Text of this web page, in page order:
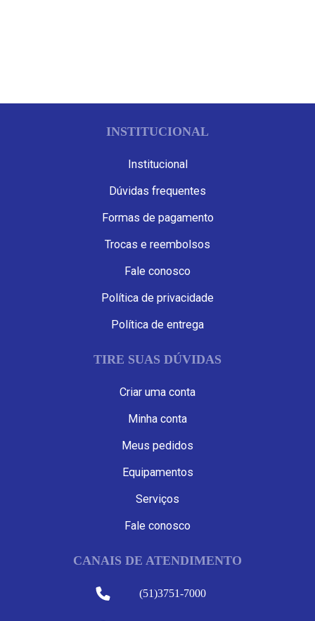
INSTITUCIONAL
Institucional
Dúvidas frequentes
Formas de pagamento
Trocas e reembolsos
Fale conosco
Política de privacidade
Política de entrega
TIRE SUAS DÚVIDAS
Criar uma conta
Minha conta
Meus pedidos
Equipamentos
Serviços
Fale conosco
CANAIS DE ATENDIMENTO
(51)3751-7000